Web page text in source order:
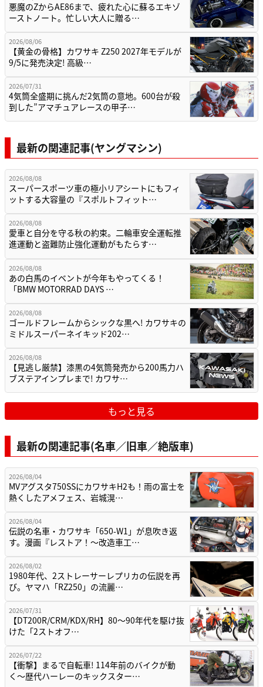
悪魔のZからAE86まで、疲れた心に蘇るエキゾ
ーストノート。忙しい大人に贈る…
2026/08/06
【黄金の骨格】カワサキ Z250 2027年モデルが
9/5に発売決定! 高級…
2026/07/31
4気筒全盛期に挑んだ2気筒の意地。600台が殺
到した”アマチュアレースの甲子…
最新の関連記事(ヤングマシン)
2026/08/08
スーパースポーツ車の極小リアシートにもフィ
ットする大容量の『スポルトフィット…
2026/08/08
愛車と自分を守る秋の約束。二輪車安全運転推
進運動と盗難防止強化運動がもたらす…
2026/08/08
あの白馬のイベントが今年もやってくる！
「BMW MOTORRAD DAYS …
2026/08/08
ゴールドフレームからシックな黒へ! カワサキの
ミドルスーパーネイキッド202…
2026/08/08
【見逃し厳禁】漆黒の4気筒発売から200馬力ハ
ブステアインプレまで! カワサ…
もっと見る
最新の関連記事(名車／旧車／絶版車)
2026/08/04
MVアグスタ750SSにカワサキH2も！雨の富士を
熱くしたアメフェス、岩城滉…
2026/08/04
伝説の名車・カワサキ「650-W1」が息吹き返
す。漫画『レストア！～改造車工…
2026/08/02
1980年代、2ストレーサーレプリカの伝説を再
び。ヤマハ「RZ250」の流麗…
2026/07/31
【DT200R/CRM/KDX/RH】80〜90年代を駆け抜
けた「2ストオフ…
2026/07/22
【衝撃】まるで自転車! 114年前のバイクが動
く〜歴代ハーレーのキックスター…